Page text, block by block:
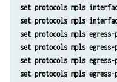
set protocols mpls
set protocols mpls
set protocols mpls
set protocols mpls
set protocols mpls
set protocols mpls